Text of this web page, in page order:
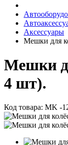
Аксессуары
Мешки для
Мешки
4 шт).
Код товара: MK -